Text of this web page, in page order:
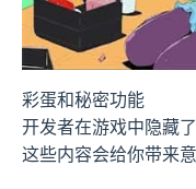
彩蛋和秘密功能
开发者在游戏中隐藏
这些内容会给你带来意